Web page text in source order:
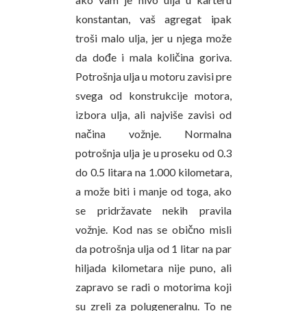
konstantan, vaš agregat ipak
troši malo ulja, jer u njega može
da dođe i mala količina goriva.
Potrošnja ulja u motoru zavisi pre
svega od konstrukcije motora,
izbora ulja, ali najviše zavisi od
načina vožnje. Normalna
potrošnja ulja je u proseku od 0.3
do 0.5 litara na 1.000 kilometara,
a može biti i manje od toga, ako
se pridržavate nekih pravila
vožnje. Kod nas se obično misli
da potrošnja ulja od 1 litar na par
hiljada kilometara nije puno, ali
zapravo se radi o motorima koji
su zreli za polugeneralnu. To ne